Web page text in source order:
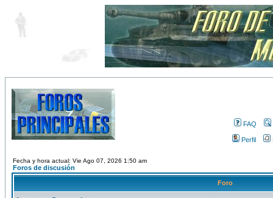
FAQ
Perfil
Fecha y hora actual: Vie Ago 07, 2026 1:50 am
Foros de discusión
Foro